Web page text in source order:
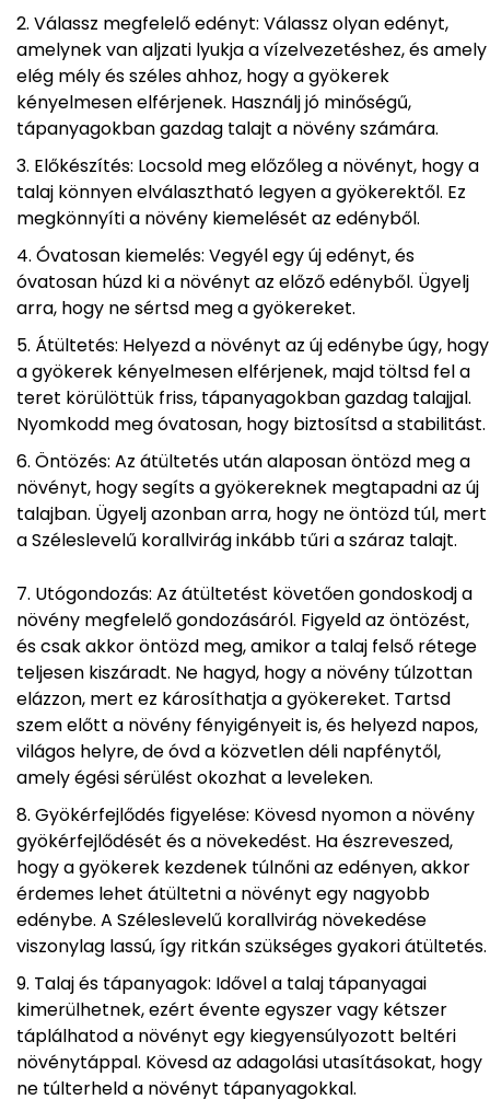
Válassz megfelelő edényt: Válassz olyan edényt,
amelynek van aljzati lyukja a vízelvezetéshez, és amely
elég mély és széles ahhoz, hogy a gyökerek
kényelmesen elférjenek. Használj jó minőségű,
tápanyagokban gazdag talajt a növény számára.
Előkészítés: Locsold meg előzőleg a növényt, hogy a
talaj könnyen elválasztható legyen a gyökerektől. Ez
megkönnyíti a növény kiemelését az edényből.
Óvatosan kiemelés: Vegyél egy új edényt, és
óvatosan húzd ki a növényt az előző edényből. Ügyelj
arra, hogy ne sértsd meg a gyökereket.
Átültetés: Helyezd a növényt az új edénybe úgy, hogy
a gyökerek kényelmesen elférjenek, majd töltsd fel a
teret körülöttük friss, tápanyagokban gazdag talajjal.
Nyomkodd meg óvatosan, hogy biztosítsd a stabilitást.
Öntözés: Az átültetés után alaposan öntözd meg a
növényt, hogy segíts a gyökereknek megtapadni az új
talajban. Ügyelj azonban arra, hogy ne öntözd túl, mert
a Széleslevelű korallvirág inkább tűri a száraz talajt.
Utógondozás: Az átültetést követően gondoskodj a
növény megfelelő gondozásáról. Figyeld az öntözést,
és csak akkor öntözd meg, amikor a talaj felső rétege
teljesen kiszáradt. Ne hagyd, hogy a növény túlzottan
elázzon, mert ez károsíthatja a gyökereket. Tartsd
szem előtt a növény fényigényeit is, és helyezd napos,
világos helyre, de óvd a közvetlen déli napfénytől,
amely égési sérülést okozhat a leveleken.
Gyökérfejlődés figyelése: Kövesd nyomon a növény
gyökérfejlődését és a növekedést. Ha észreveszed,
hogy a gyökerek kezdenek túlnőni az edényen, akkor
érdemes lehet átültetni a növényt egy nagyobb
edénybe. A Széleslevelű korallvirág növekedése
viszonylag lassú, így ritkán szükséges gyakori átültetés.
Talaj és tápanyagok: Idővel a talaj tápanyagai
kimerülhetnek, ezért évente egyszer vagy kétszer
táplálhatod a növényt egy kiegyensúlyozott beltéri
növénytáppal. Kövesd az adagolási utasításokat, hogy
ne túlterheld a növényt tápanyagokkal.